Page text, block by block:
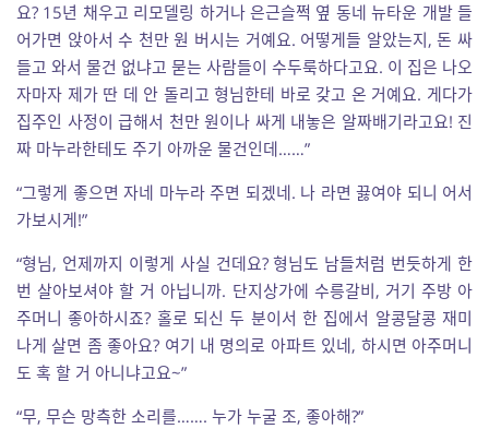
요? 15년 채우고 리모델링 하거나 은근슬쩍 옆 동네 뉴타운 개발 들
어가면 앉아서 수 천만 원 버시는 거예요. 어떻게들 알았는지, 돈 싸
들고 와서 물건 없냐고 묻는 사람들이 수두룩하다고요. 이 집은 나오
자마자 제가 딴 데 안 돌리고 형님한테 바로 갖고 온 거예요. 게다가
집주인 사정이 급해서 천만 원이나 싸게 내놓은 알짜배기라고요! 진
짜 마누라한테도 주기 아까운 물건인데……”
“그렇게 좋으면 자네 마누라 주면 되겠네. 나 라면 끓여야 되니 어서
가보시게!”
“형님, 언제까지 이렇게 사실 건데요? 형님도 남들처럼 번듯하게 한
번 살아보셔야 할 거 아닙니까. 단지상가에 수릉갈비, 거기 주방 아
주머니 좋아하시죠? 홀로 되신 두 분이서 한 집에서 알콩달콩 재미
나게 살면 좀 좋아요? 여기 내 명의로 아파트 있네, 하시면 아주머니
도 혹 할 거 아니냐고요~”
“무, 무슨 망측한 소리를……. 누가 누굴 조, 좋아해?”